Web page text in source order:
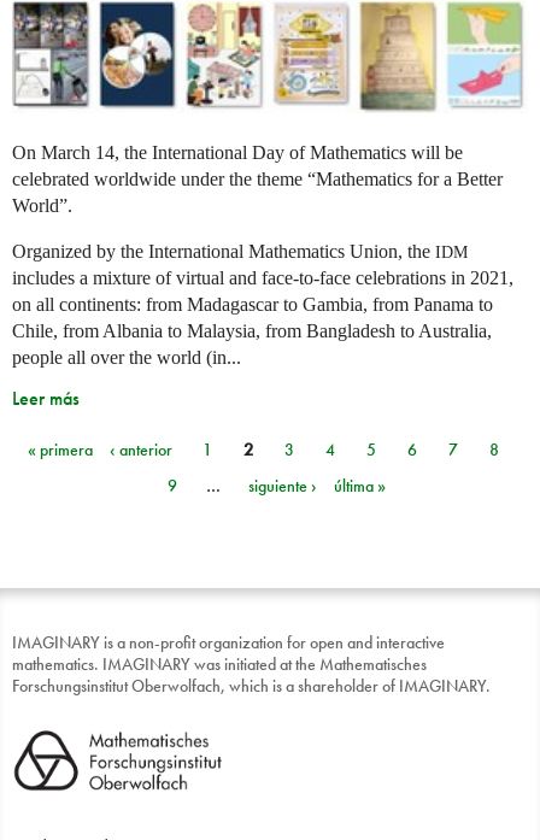
On March 14, the International Day of Mathematics will be
celebrated worldwide under the theme “Mathematics for a Better
World”.
Organized by the International Mathematics Union, the IDM
includes a mixture of virtual and face-to-face celebrations in 2021,
on all continents: from Madagascar to Gambia, from Panama to
Chile, from Albania to Malaysia, from Bangladesh to Australia,
people all over the world (in...
Leer más
Páginas
« primera ‹ anterior 1 2 3 4 5 6 7
8
9
… siguiente › última »
IMAGINARY is a non-profit organization for open and interactive
mathematics. IMAGINARY was initiated at the Mathematisches
Forschungsinstitut Oberwolfach, which is a shareholder of IMAGINARY.